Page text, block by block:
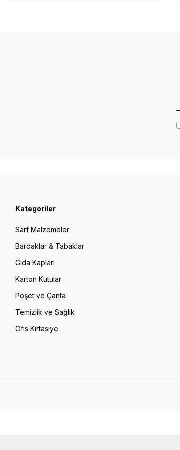
Kategoriler
Sarf Malzemeler
Bardaklar & Tabaklar
Gıda Kapları
Karton Kutular
Poşet ve Çanta
Temizlik ve Sağlık
Ofis Kırtasiye